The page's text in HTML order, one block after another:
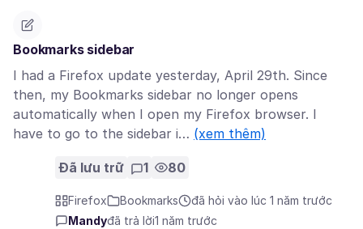
Bookmarks sidebar
I had a Firefox update yesterday, April 29th. Since
then, my Bookmarks sidebar no longer opens
automatically when I open my Firefox browser. I
have to go to the sidebar i… (xem thêm)
Đã lưu trữ 1 80
Firefox Bookmarks
đã hỏi vào lúc 1 năm trước
Mandyđã trả lời1 năm trước